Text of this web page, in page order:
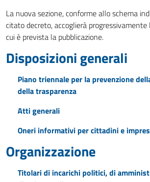
La nuova sezione, conforme allo schema
citato decreto, accoglierà
cui è prevista la pubblicazione.
Disposizioni generali
Piano triennale per la prevenzione
della trasparenza
Atti generali
Oneri informativi per cittadini e
Organizzazione
Titolari di incarichi politici, di